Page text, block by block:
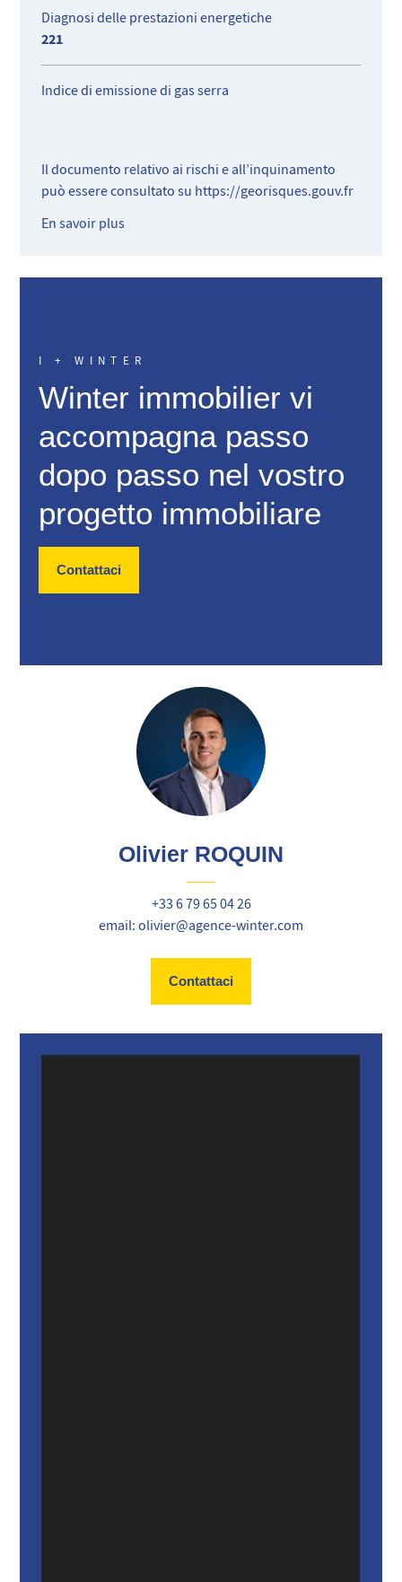
Diagnosi delle prestazioni energetiche
221
Indice di emissione di gas serra
Il documento relativo ai rischi e all’inquinamento
può essere consultato su https://georisques.gouv.fr
En savoir plus
I + WINTER
Winter immobilier vi
accompagna passo
dopo passo nel vostro
progetto immobiliare
Contattaci
Olivier ROQUIN
+33 6 79 65 04 26
email: olivier@agence-winter.com
Contattaci